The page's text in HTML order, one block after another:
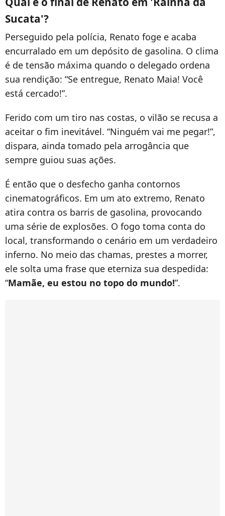
Sucata'?
Perseguido pela polícia, Renato foge e acaba
encurralado em um depósito de gasolina. O clima
é de tensão máxima quando o delegado ordena
sua rendição: “Se entregue, Renato Maia! Você
está cercado!”.
Ferido com um tiro nas costas, o vilão se recusa a
aceitar o fim inevitável. “Ninguém vai me pegar!”,
dispara, ainda tomado pela arrogância que
sempre guiou suas ações.
É então que o desfecho ganha contornos
cinematográficos. Em um ato extremo, Renato
atira contra os barris de gasolina, provocando
uma série de explosões. O fogo toma conta do
local, transformando o cenário em um verdadeiro
inferno. No meio das chamas, prestes a morrer,
ele solta uma frase que eterniza sua despedida:
“Mamãe, eu estou no topo do mundo!”.